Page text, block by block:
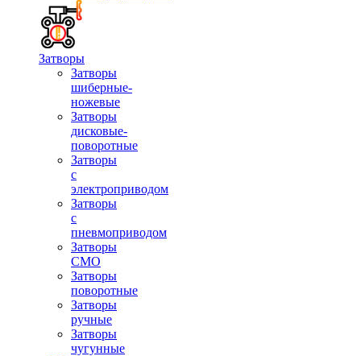
Затворы
Затворы
шиберные-
ножевые
Затворы
дисковые-
поворотные
Затворы
с
электроприводом
Затворы
с
пневмоприводом
Затворы
СМО
Затворы
поворотные
Затворы
ручные
Затворы
чугунные